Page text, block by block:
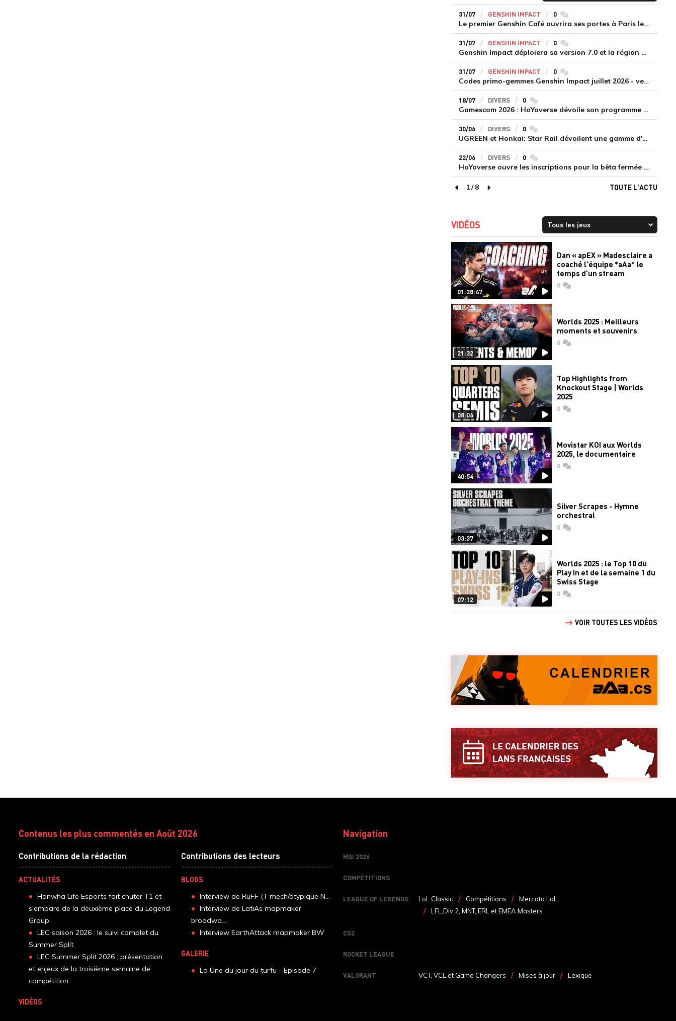
31/07 GENSHIN IMPACT 0commentaires
Le premier Genshin Café ouvrira ses portes à Paris le 14 août
31/07 GENSHIN IMPACT 0commentaires
Genshin Impact déploiera sa version 7.0 et la région de Snezhnaya le 12 août
31/07 GENSHIN IMPACT 0commentaires
Codes primo-gemmes Genshin Impact juillet 2026 - version 7.0
18/07 DIVERS 0commentaires
Gamescom 2026 : HoYoverse dévoile son programme et présente deux nouveaux jeux inédits
30/06 DIVERS 0commentaires
UGREEN et Honkai: Star Rail dévoilent une gamme d'accessoires de recharge en édition limitée
22/06 DIVERS 0commentaires
HoYoverse ouvre les inscriptions pour la bêta fermée de Honkai : Nexus Anima
page précédente
1/8
page suivante
TOUTE L'ACTU
VIDÉOS
01:28:47
Dan « apEX » Madesclaire a
coaché l'équipe *aAa* le
temps d'un stream
0commentaires
21:32
Worlds 2025 : Meilleurs
moments et souvenirs
0commentaires
08:06
Top Highlights from
Knockout Stage | Worlds
2025
0commentaires
40:54
Movistar KOI aux Worlds
2025, le documentaire
0commentaires
03:37
Silver Scrapes - Hymne
orchestral
0commentaires
07:12
Worlds 2025 : le Top 10 du
Play In et de la semaine 1 du
Swiss Stage
0commentaires
VOIR TOUTES LES VIDÉOS
Contenus les plus commentés en Août 2026
Contributions de la rédaction
ACTUALITÉS
Hanwha Life Esports fait chuter T1 et
s'empare de la deuxième place du Legend
Group
LEC saison 2026 : le suivi complet du
Summer Split
LEC Summer Split 2026 : présentation
et enjeux de la troisième semaine de
compétition
VIDÉOS
Contributions des lecteurs
BLOGS
Interview de RuFF (T mech/atypique N...
Interview de LatiAs mapmaker
broodwa...
Interview EarthAttack mapmaker BW
GALERIE
La Une du jour du turfu - Episode 7
Navigation
MSI 2026
COMPÉTITIONS
LEAGUE OF LEGENDS LoL Classic Compétitions
Mercato LoL
LFL,Div 2, MNT, ERL et EMEA Masters
CS2
ROCKET LEAGUE
VALORANT VCT, VCL et Game Changers Mises à jour Lexique